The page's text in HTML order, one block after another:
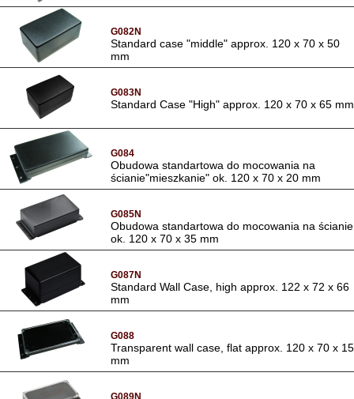
G082N
Standard case "middle" approx. 120 x 70 x 50
mm
G083N
Standard Case "High" approx. 120 x 70 x 65 mm
G084
Obudowa standartowa do mocowania na
ścianie"mieszkanie" ok. 120 x 70 x 20 mm
G085N
Obudowa standartowa do mocowania na ścianie
ok. 120 x 70 x 35 mm
G087N
Standard Wall Case, high approx. 122 x 72 x 66
mm
G088
Transparent wall case, flat approx. 120 x 70 x 15
mm
G089N